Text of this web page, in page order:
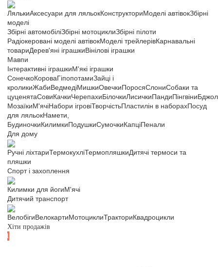
ЛялькиАксесуари для ляльокКонструкториМоделі автівокЗбірні
моделі
Збірні автомобіліЗбірні мотоциклиЗбірні пілоти
Радіокеровані моделі автівокМоделі трейлерівКарнавальні
товариДерев'яні іграшкиВінілові іграшки
Мавпи
Інтерактивні іграшкиМ'які іграшки
СонечкоКороваГіпопотамиЗайці і
кроликиЖабиВедмедіМишкиОвечкиПоросяСлониСобаки та
цуценятаСовиКачкиЧерепахиБілочкиЛисичкиПандиПінгвіни
МозаїкиМ'ячіНабори ігровіТворчістьПластилін в наборахПосуд
для ляльокНамети,
БудиночкиКилимкиПодушкиСумочкиКапціПенали
Для дому
Ручні ліхтариТермокухліТермопляшкиДитячі термоси та
пляшки
Спорт і захоплення
Килимки для йогиМ'ячі
Дитячий транспорт
ВелобігиВелокартиМотоциклиТракториКвадроцикли
Хіти продажів
#1